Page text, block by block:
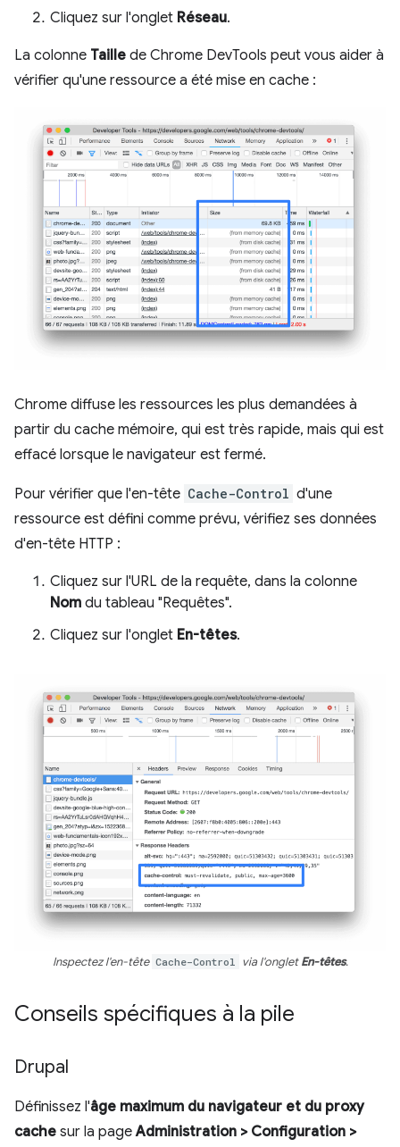
Cliquez sur l'onglet Réseau.
La colonne Taille de Chrome DevTools peut vous aider à
vérifier qu'une ressource a été mise en cache :
Chrome diffuse les ressources les plus demandées à
partir du cache mémoire, qui est très rapide, mais qui est
effacé lorsque le navigateur est fermé.
Pour vérifier que l'en-tête Cache-Control d'une
ressource est défini comme prévu, vérifiez ses données
d'en-tête HTTP :
Cliquez sur l'URL de la requête, dans la colonne
Nom du tableau "Requêtes".
Cliquez sur l'onglet En-têtes.
Inspectez l'en-tête Cache-Control via l'ongletEn-têtes.
Conseils spécifiques à la pile
Drupal
Définissez l'âge maximum du navigateur et du proxy
cache sur la pageAdministration > Configuration >